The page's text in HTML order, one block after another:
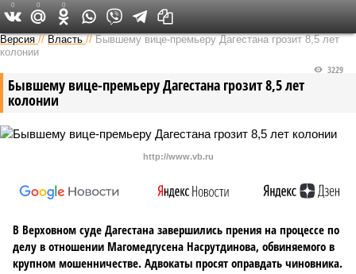
Версия на Кавказе
Версия //Власть //Бывшему вице-премьеру Дагестана грозит 8,5 лет
колонии
Бывшему вице-премьеру Дагестана грозит 8,5 лет
колонии
3229
http://www.vb.ru
В Верховном суде Дагестана завершились прения на процессе по
делу в отношении Магомедгусена Насрутдинова, обвиняемого в
крупном мошенничестве. Адвокаты просят оправдать чиновника.
0 0 0